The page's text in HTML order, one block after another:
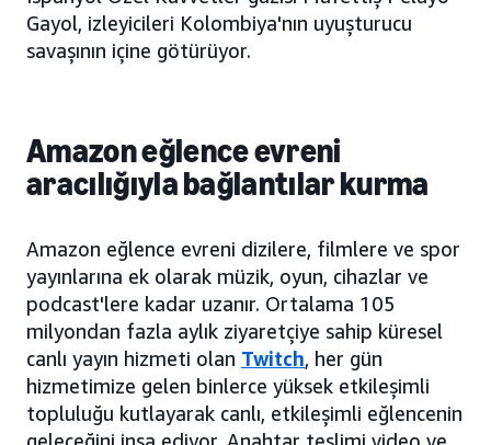
Gayol, izleyicileri Kolombiya'nın uyuşturucu
savaşının içine götürüyor.
Amazon eğlence evreni
aracılığıyla bağlantılar kurma
Amazon eğlence evreni dizilere, filmlere ve spor
yayınlarına ek olarak müzik, oyun, cihazlar ve
podcast'lere kadar uzanır. Ortalama 105
milyondan fazla aylık ziyaretçiye sahip küresel
canlı yayın hizmeti olan Twitch, her gün
hizmetimize gelen binlerce yüksek etkileşimli
topluluğu kutlayarak canlı, etkileşimli eğlencenin